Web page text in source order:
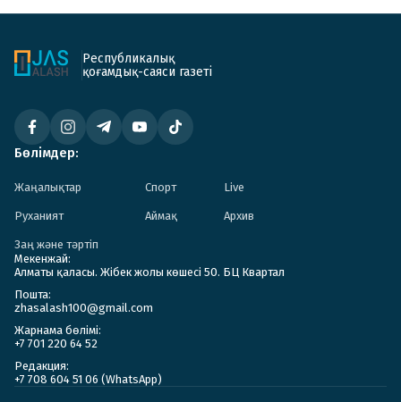
Республикалық
қоғамдық-саяси газеті
Бөлімдер:
Жаңалықтар Спорт Live
Руханият Аймақ Архив
Заң және тәртіп
Мекенжай:
Алматы қаласы. Жібек жолы көшесі 50. БЦ Квартал
Пошта:
zhasalash100@gmail.com
Жарнама бөлімі:
+7 701 220 64 52
Редакция:
+7 708 604 51 06 (WhatsApp)